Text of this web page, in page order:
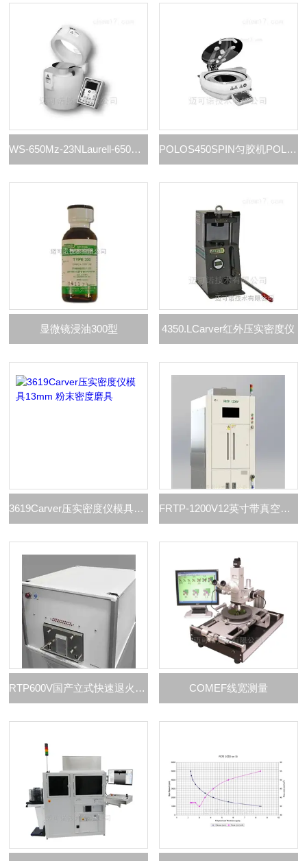
WS-650Mz-23NLaurell-650钙钛矿太阳能电池匀胶机 POLOS450SPIN匀胶机POLOS
显微镜浸油300型 4350.LCarver红外压实密度仪
3619Carver压实密度仪模具13mm 粉末密度磨具 FRTP-1200V12英寸带真空退火炉
RTP600V国产立式快速退火炉 6寸真空 COMEF线宽测量